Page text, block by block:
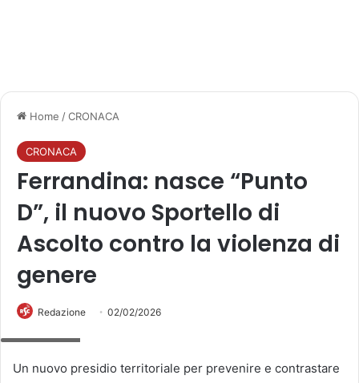
Home /CRONACA
CRONACA
Ferrandina: nasce “Punto
D”, il nuovo Sportello di
Ascolto contro la violenza di
genere
Redazione 02/02/2026
Un nuovo presidio territoriale per prevenire e contrastare